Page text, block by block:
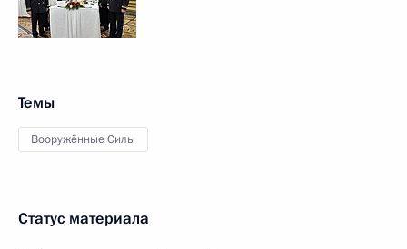
Темы
Вооружённые Силы
Статус материала